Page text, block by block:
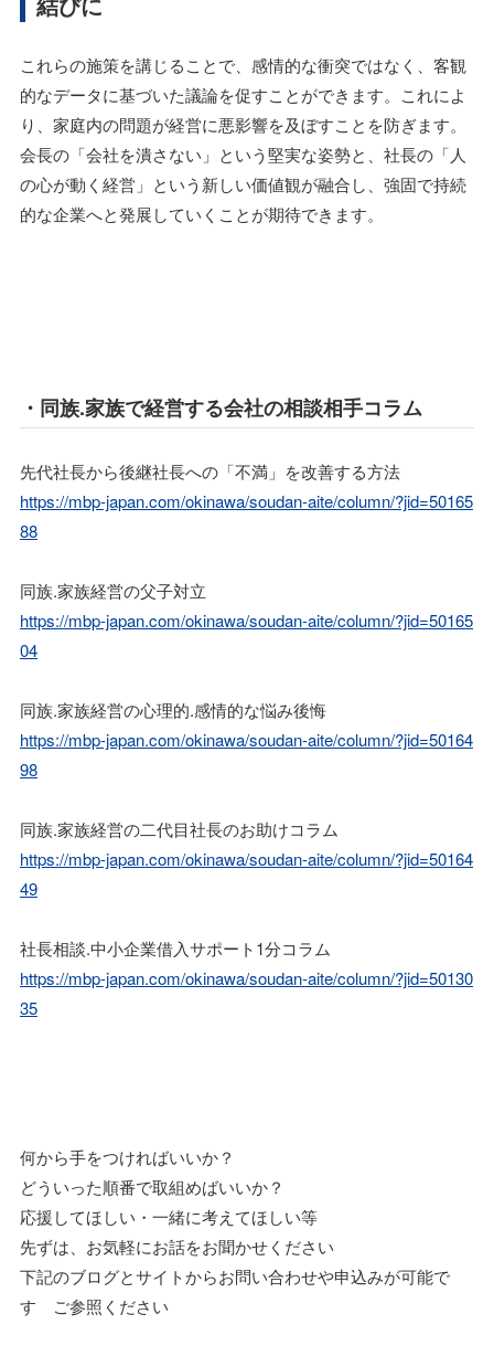
これらの施策を講じることで、感情的な衝突ではなく、客観
的なデータに基づいた議論を促すことができます。これによ
り、家庭内の問題が経営に悪影響を及ぼすことを防ぎます。
会長の「会社を潰さない」という堅実な姿勢と、社長の「人
の心が動く経営」という新しい価値観が融合し、強固で持続
的な企業へと発展していくことが期待できます。
・同族.家族で経営する会社の相談相手コラム
先代社長から後継社長への「不満」を改善する方法
https://mbp-japan.com/okinawa/soudan-aite/column/?jid=50165
88
同族.家族経営の父子対立
https://mbp-japan.com/okinawa/soudan-aite/column/?jid=50165
04
同族.家族経営の心理的.感情的な悩み後悔
https://mbp-japan.com/okinawa/soudan-aite/column/?jid=50164
98
同族.家族経営の二代目社長のお助けコラム
https://mbp-japan.com/okinawa/soudan-aite/column/?jid=50164
49
社長相談.中小企業借入サポート1分コラム
https://mbp-japan.com/okinawa/soudan-aite/column/?jid=50130
35
何から手をつければいいか？
どういった順番で取組めばいいか？
応援してほしい・一緒に考えてほしい等
先ずは、お気軽にお話をお聞かせください
下記のブログとサイトからお問い合わせや申込みが可能で
す ご参照ください